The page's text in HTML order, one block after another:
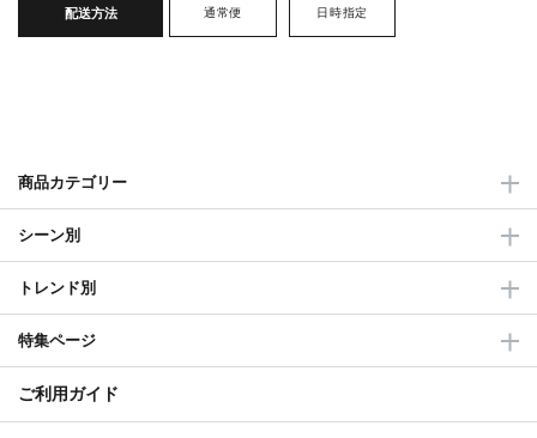
配送方法 通常便 日時指定
商品カテゴリー
シーン別
トレンド別
特集ページ
ご利用ガイド